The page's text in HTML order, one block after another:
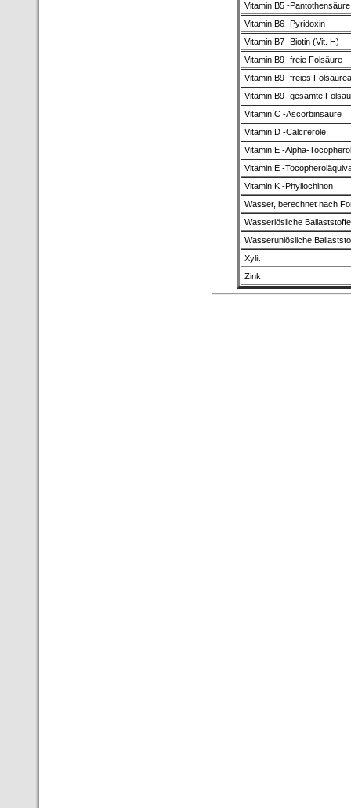
Vitamin B5 -Pantothensäure
Vitamin B6 -Pyridoxin
Vitamin B7 -Biotin (Vit. H)
Vitamin B9 -freie Folsäure
Vitamin B9 -freies
Vitamin B9 -gesamte
Vitamin C -Ascorbinsäure
Vitamin D -Calciferole;
Vitamin E -Alpha-Tocopherol
Vitamin E -
Vitamin K -Phyllochinon
Wasser, berechnet nach
Wasserlösliche Ballaststoffe
Wasserunlösliche
Xylit
Zink